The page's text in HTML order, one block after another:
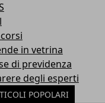
in vetrina
di previdenza
degli esperti
POPOLARI